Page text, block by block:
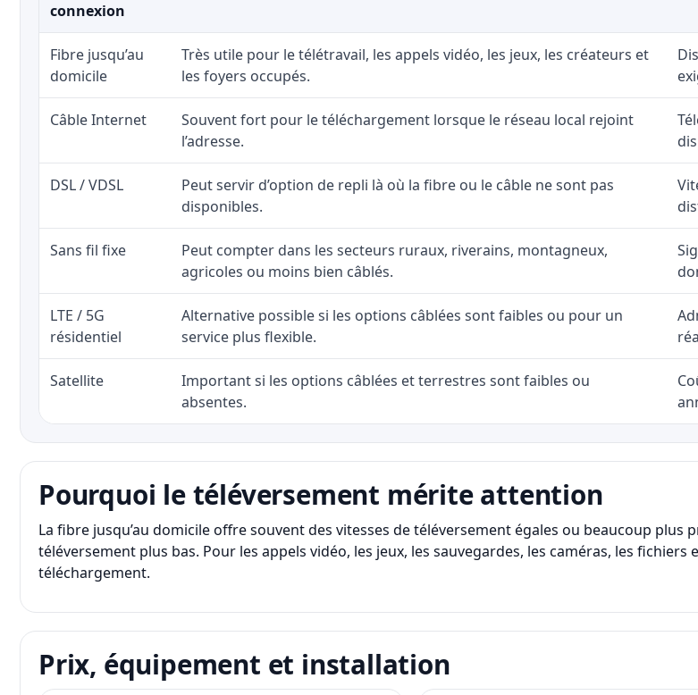
connexion
Fibre jusqu’au
domicile
Très utile pour le télétravail, les appels vidéo, les jeux, les créateurs et
les foyers occupés.
Câble Internet
Souvent fort pour le téléchargement lorsque le réseau local rejoint
l’adresse.
DSL / VDSL
Peut servir d’option de repli là où la fibre ou le câble ne sont pas
disponibles.
Sans fil fixe
Peut compter dans les secteurs ruraux, riverains, montagneux,
agricoles ou moins bien câblés.
LTE / 5G
résidentiel
Alternative possible si les options câblées sont faibles ou pour un
service plus flexible.
Satellite
Important si les options câblées et terrestres sont faibles ou
absentes.
Pourquoi le téléversement mérite attention
La fibre jusqu’au domicile offre souvent des vitesses de téléversement égales ou beaucoup
téléversement plus bas. Pour les appels vidéo, les jeux, les sauvegardes, les caméras, les
téléchargement.
Prix, équipement et installation